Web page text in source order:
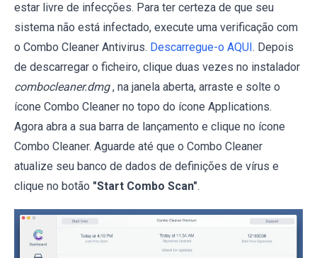
estar livre de infecções. Para ter certeza de que seu
sistema não está infectado, execute uma verificação com
o Combo Cleaner Antivirus. Descarregue-o AQUI . Depois
de descarregar o ficheiro, clique duas vezes no instalador
combocleaner.dmg , na janela aberta, arraste e solte o
ícone Combo Cleaner no topo do ícone Applications.
Agora abra a sua barra de lançamento e clique no ícone
Combo Cleaner. Aguarde até que o Combo Cleaner
atualize seu banco de dados de definições de vírus e
clique no botão "Start Combo Scan".